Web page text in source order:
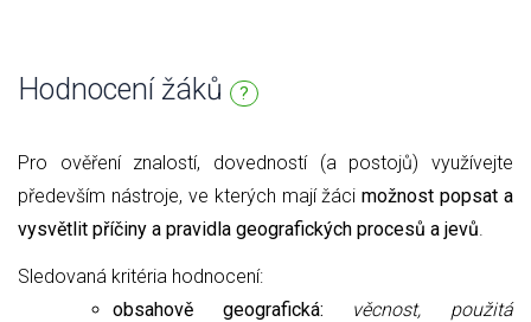
Hodnocení žáků ?
Pro ověření znalostí, dovedností (a postojů) využívejte
především nástroje, ve kterých mají žácimožnost popsat a
vysvětlit příčiny a pravidla geografických procesů a jevů
Sledovaná kritéria hodnocení:
obsahově geografická: věcnost, použitá